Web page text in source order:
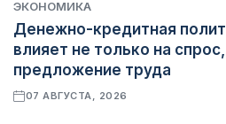
ЭКОНОМИКА
Денежно-кредитная
влияет не только на
предложение труда
07 АВГУСТА, 2026